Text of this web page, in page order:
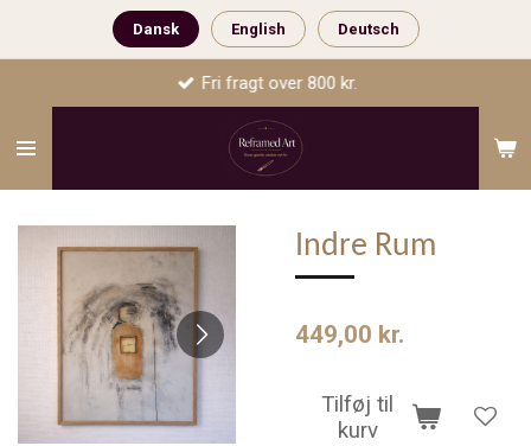
Dansk English Deutsch
til
Fri fragt over 800 kr.
Indre Rum
449,00 kr.
Tilføj til
kurv